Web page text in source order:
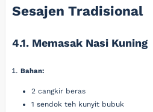
Sesajen Tradisional
4.1. Memasak Nasi Kuning
Bahan:
2 cangkir beras
1 sendok teh kunyit bubuk